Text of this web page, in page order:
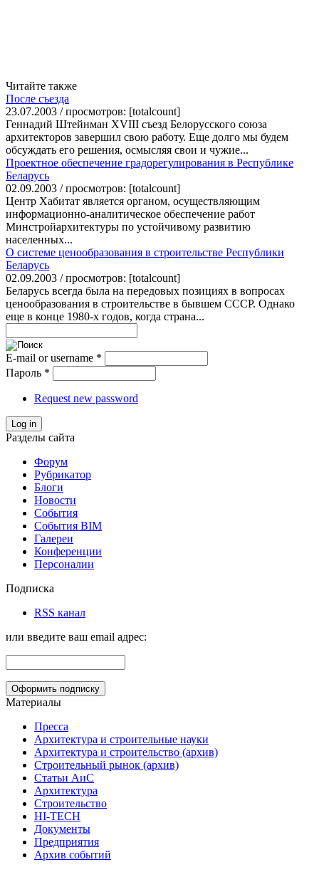
Читайте также
После съезда
23.07.2003 / просмотров: [totalcount]
Геннадий Штейнман XVIII съезд Белорусского союза
архитекторов завершил свою работу. Еще долго мы будем
обсуждать его решения, осмысляя свои и чужие...
Проектное обеспечение градорегулирования в Республике
Беларусь
02.09.2003 / просмотров: [totalcount]
Центр Хабитат является органом, осуществляющим
информационно-аналитическое обеспечение работ
Минстройархитектуры по устойчивому развитию
населенных...
О системе ценообразования в строительстве Республики
Беларусь
02.09.2003 / просмотров: [totalcount]
Беларусь всегда была на передовых позициях в вопросах
ценообразования в строительстве в бывшем СССР. Однако
еще в конце 1980-х годов, когда страна...
E-mail or username *
Пароль *
Request new password
Log in
Разделы сайта
Форум
Рубрикатор
Блоги
Новости
События
События BIM
Галереи
Конференции
Персоналии
Подписка
RSS канал
или введите ваш email адрес:
Материалы
Пресса
Архитектура и строительные науки
Архитектура и строительство (архив)
Строительный рынок (архив)
Статьи АиС
Архитектура
Строительство
HI-TECH
Документы
Предприятия
Архив событий